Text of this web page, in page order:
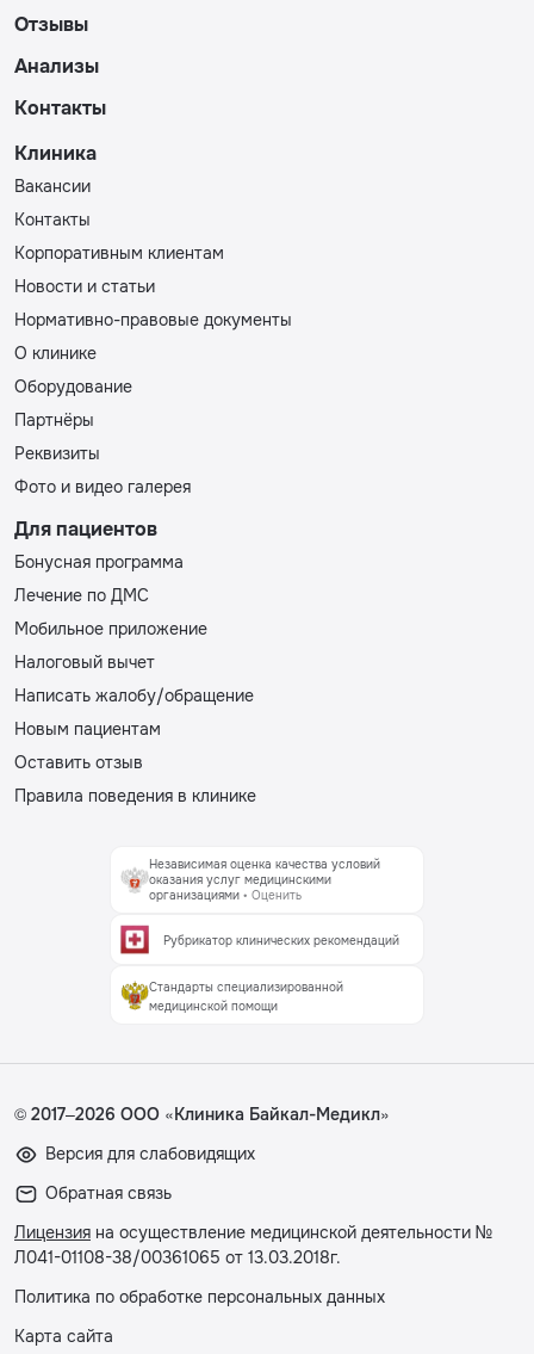
Отзывы
Анализы
Контакты
Клиника
Вакансии
Контакты
Корпоративным клиентам
Новости и статьи
Нормативно-правовые документы
О клинике
Оборудование
Партнёры
Реквизиты
Фото и видео галерея
Для пациентов
Бонусная программа
Лечение по ДМС
Мобильное приложение
Налоговый вычет
Написать жалобу/обращение
Новым пациентам
Оставить отзыв
Правила поведения в клинике
Независимая оценка качества условий
оказания услуг медицинскими
организациями • Оценить
Рубрикатор клинических рекомендаций
Стандарты специализированной
медицинской помощи
© 2017–2026 ООО «Клиника Байкал-Медикл»
Версия для слабовидящих
Обратная связь
Лицензия на осуществление медицинской деятельности №
Л041-01108-38/00361065 от 13.03.2018г.
Политика по обработке персональных данных
Карта сайта